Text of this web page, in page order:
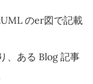
のer図で記載
、ある Blog 記事